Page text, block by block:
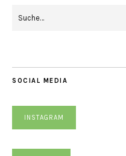
SOCIAL MEDIA
INSTAGRAM